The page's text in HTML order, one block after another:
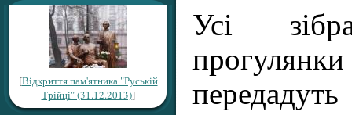
[Відкриття пам'ятника "Руській
Трійці" (31.12.2013)]
Усі